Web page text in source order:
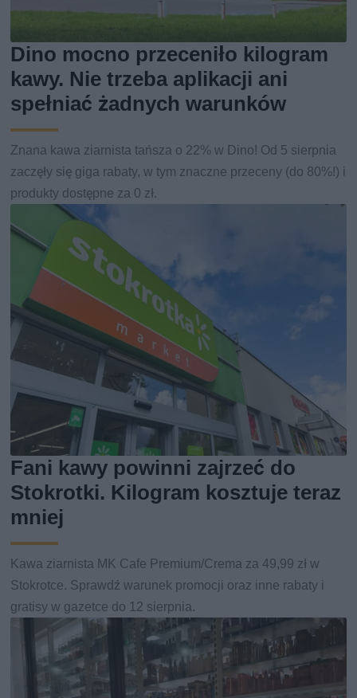
Dino mocno przeceniło kilogram
kawy. Nie trzeba aplikacji ani
spełniać żadnych warunków
Znana kawa ziarnista tańsza o 22% w Dino! Od 5 sierpnia
zaczęły się giga rabaty, w tym znaczne przeceny (do 80%!) i
produkty dostępne za 0 zł.
Fani kawy powinni zajrzeć do
Stokrotki. Kilogram kosztuje teraz
mniej
Kawa ziarnista MK Cafe Premium/Crema za 49,99 zł w
Stokrotce. Sprawdź warunek promocji oraz inne rabaty i
gratisy w gazetce do 12 sierpnia.